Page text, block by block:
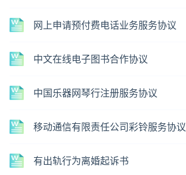
网上申请预付费电话业务服务协议
中文在线电子图书合作协议
中国乐器网琴行注册服务协议
移动通信有限责任公司彩铃服务协议
有出轨行为离婚起诉书